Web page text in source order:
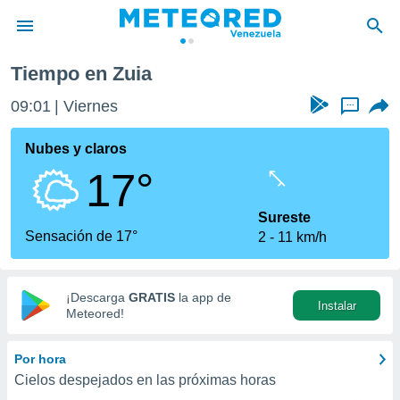
de
ha
calidad.
a este
las
y
digital
basada
Tiempo en Zuia
09:01 Viernes ...
Nubes y claros
17°
Sensación de 17°
Sureste
2
11 km/h
¡Descarga GRATIS la app de
Meteored!
Instalar
Por hora
Cielos despejados en las próximas horas